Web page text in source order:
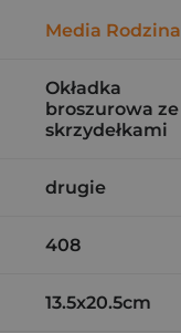
Media Rodzina
Okładka
broszurowa ze
skrzydełkami
drugie
408
13.5x20.5cm